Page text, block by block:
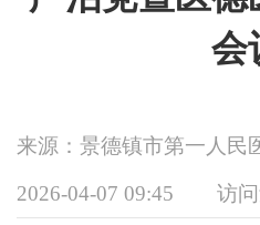
会
来源：景德镇市第一人民
2026-04-07 09:45 访问